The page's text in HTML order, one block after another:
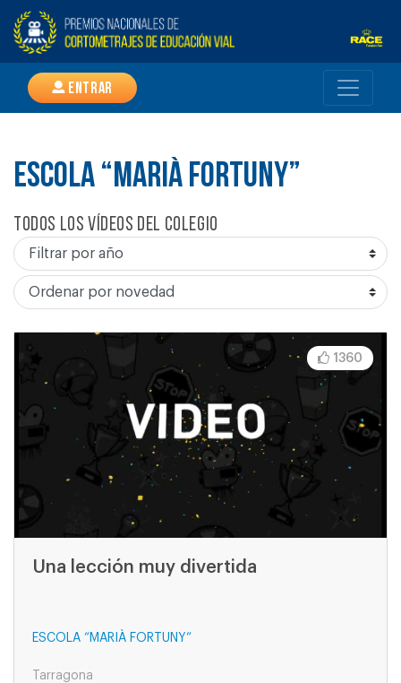
Entrar
ESCOLA “MARIÀ FORTUNY”
Todos los vídeos del colegio
1360
Una lección muy divertida
ESCOLA “MARIÀ FORTUNY”
Tarragona